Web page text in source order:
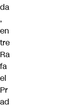
da
,
en
tre
Ra
fa
el
Pr
ad